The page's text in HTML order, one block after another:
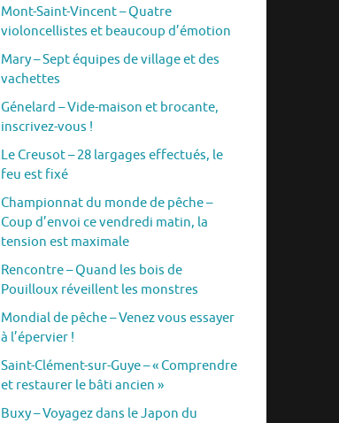
Mont-Saint-Vincent – Quatre
violoncellistes et beaucoup d’émotion
Mary – Sept équipes de village et des
vachettes
Génelard – Vide-maison et brocante,
inscrivez-vous !
Le Creusot – 28 largages effectués, le
feu est fixé
Championnat du monde de pêche –
Coup d’envoi ce vendredi matin, la
tension est maximale
Rencontre – Quand les bois de
Pouilloux réveillent les monstres
Mondial de pêche – Venez vous essayer
à l’épervier !
Saint-Clément-sur-Guye – « Comprendre
et restaurer le bâti ancien »
Buxy – Voyagez dans le Japon du